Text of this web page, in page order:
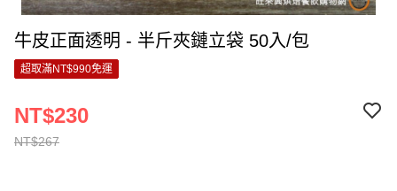
牛皮正面透明 - 半斤夾鏈立袋 50入/包
超取滿NT$990免運
NT$267
NT$230